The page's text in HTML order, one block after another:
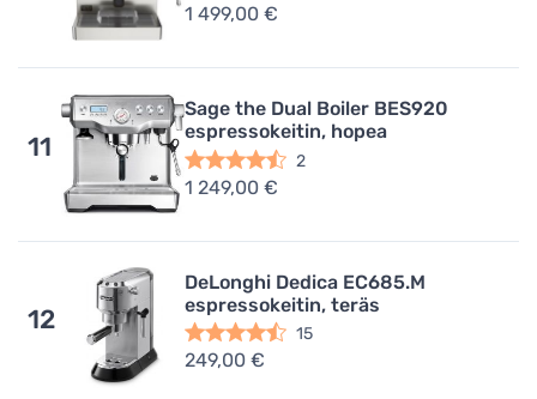
1 499,00 €
11
Sage the Dual Boiler BES920
espressokeitin, hopea
2
1 249,00 €
12
DeLonghi Dedica EC685.M
espressokeitin, teräs
15
249,00 €